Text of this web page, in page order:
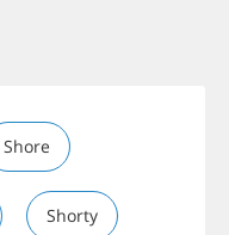
Shore
Shorty